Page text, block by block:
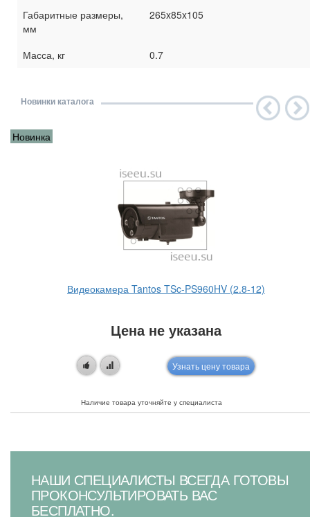
Габаритные размеры,
мм
265x85x105
Масса, кг 0.7
Новинки каталога
Новинка
Видеокамера Tantos TSc-PS960HV (2.8-12)
Цена не указана
Узнать цену товара
Наличие товара уточняйте у специалиста
НАШИ СПЕЦИАЛИСТЫ ВСЕГДА ГОТОВЫ
ПРОКОНСУЛЬТИРОВАТЬ ВАС
БЕСПЛАТНО.